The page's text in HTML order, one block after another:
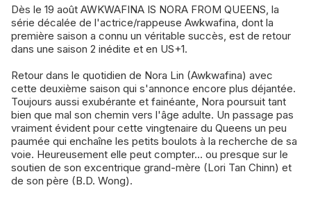
Dès le 19 août AWKWAFINA IS NORA FROM QUEENS, la
série décalée de l'actrice/rappeuse Awkwafina, dont la
première saison a connu un véritable succès, est de retour
dans une saison 2 inédite et en US+1.
Retour dans le quotidien de Nora Lin (Awkwafina) avec
cette deuxième saison qui s'annonce encore plus déjantée.
Toujours aussi exubérante et fainéante, Nora poursuit tant
bien que mal son chemin vers l'âge adulte. Un passage pas
vraiment évident pour cette vingtenaire du Queens un peu
paumée qui enchaîne les petits boulots à la recherche de sa
voie. Heureusement elle peut compter... ou presque sur le
soutien de son excentrique grand-mère (Lori Tan Chinn) et
de son père (B.D. Wong).